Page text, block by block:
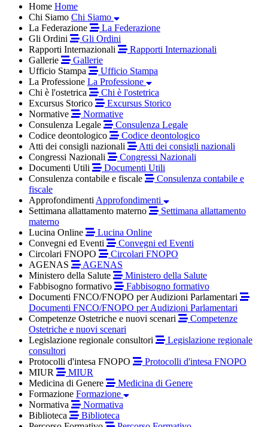
Home Home
Chi Siamo Chi Siamo
La Federazione
La Federazione
Gli Ordini
Gli Ordini
Rapporti Internazionali
Rapporti Internazionali
Gallerie
Gallerie
Ufficio Stampa
Ufficio Stampa
La Professione La Professione
Chi è l'ostetrica
Chi è l'ostetrica
Excursus Storico
Excursus Storico
Normative
Normative
Consulenza Legale
Consulenza Legale
Codice deontologico
Codice deontologico
Atti dei consigli nazionali
Atti dei consigli nazionali
Congressi Nazionali
Congressi Nazionali
Documenti Utili
Documenti Utili
Consulenza contabile e fiscale
Consulenza contabile e
fiscale
Approfondimenti Approfondimenti
Settimana allattamento materno
Settimana allattamento
materno
Lucina Online
Lucina Online
Convegni ed Eventi
Convegni ed Eventi
Circolari FNOPO
Circolari FNOPO
AGENAS
AGENAS
Ministero della Salute
Ministero della Salute
Fabbisogno formativo
Fabbisogno formativo
Documenti FNCO/FNOPO per Audizioni Parlamentari
Documenti FNCO/FNOPO per Audizioni Parlamentari
Competenze Ostetriche e nuovi scenari
Competenze
Ostetriche e nuovi scenari
Legislazione regionale consultori
Legislazione regionale
consultori
Protocolli d'intesa FNOPO
Protocolli d'intesa FNOPO
MIUR
MIUR
Medicina di Genere
Medicina di Genere
Formazione Formazione
Normativa
Normativa
Biblioteca
Biblioteca